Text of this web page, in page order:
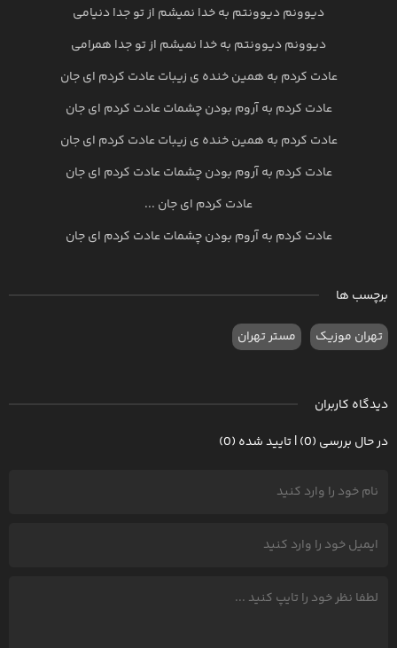
دیوونم دیوونتم به خدا نمیشم از تو جدا دنیامی
دیوونم دیوونتم به خدا نمیشم از تو جدا همرامی
عادت کردم به همین خنده ی زیبات عادت کردم ای جان
عادت کردم به آروم بودن چشمات عادت کردم ای جان
عادت کردم به همین خنده ی زیبات عادت کردم ای جان
عادت کردم به آروم بودن چشمات عادت کردم ای جان
عادت کردم ای جان ...
عادت کردم به آروم بودن چشمات عادت کردم ای جان
برچسب ها
تهران موزیک مستر تهران
دیدگاه کاربران
در حال بررسی (0) | تایید شده (0)